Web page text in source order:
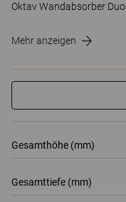
Oktav Wandabsorber Duo
Mehr anzeigen
Gesamthöhe (mm)
Gesamttiefe (mm)